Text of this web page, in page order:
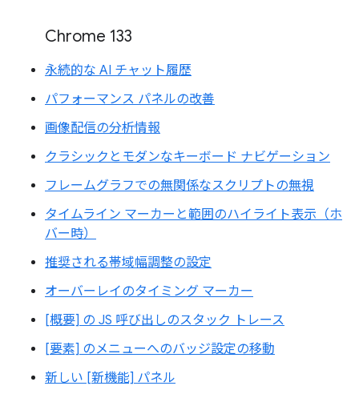
Chrome 133
永続的な AI チャット履歴
パフォーマンス パネルの改善
画像配信の分析情報
クラシックとモダンなキーボード ナビゲーション
フレームグラフでの無関係なスクリプトの無視
タイムライン マーカーと範囲のハイライト表示（ホ
バー時）
推奨される帯域幅調整の設定
オーバーレイのタイミング マーカー
[概要] の JS 呼び出しのスタック トレース
[要素] のメニューへのバッジ設定の移動
新しい [新機能] パネル